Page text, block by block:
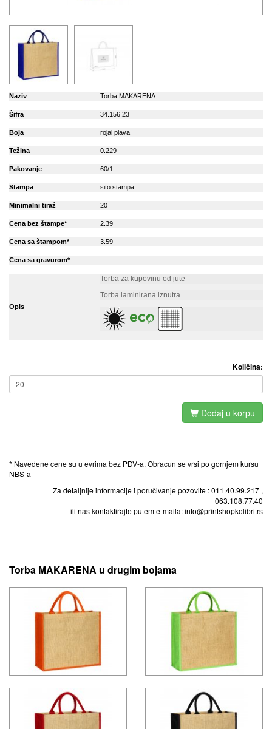
Naziv Torba MAKARENA
Šifra 34.156.23
Boja rojal plava
Težina 0.229
Pakovanje 60/1
Stampa sito stampa
Minimalni tiraž 20
Cena bez štampe* 2.39
Cena sa štampom* 3.59
Cena sa gravurom*
Opis
Torba za kupovinu od jute
Torba laminirana iznutra
Količina:
Dodaj u korpu
* Navedene cene su u evrima bez PDV-a. Obracun se vrsi po gornjem kursu
NBS-a
Za detaljnije informacije i poručivanje pozovite : 011.40.99.217 ,
063.108.77.40
ili nas kontaktirajte putem e-maila: info@printshopkolibri.rs
Torba MAKARENA u drugim bojama